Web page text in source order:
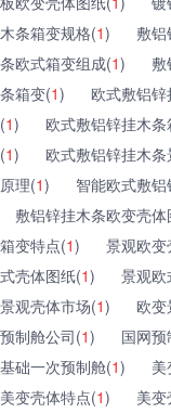
条箱变规格(1)
敷
欧式箱变组成(1)
箱变(1)
欧式敷铝
1)
欧式敷铝锌挂木
1)
欧式敷铝锌挂木
理(1)
智能欧式敷
敷铝锌挂木条欧变壳
变特点(1)
景观欧
壳体图纸(1)
景观
观壳体市场(1)
欧变
制舱公司(1)
国网
基础一次预制舱(1)
美变壳体特点(1) 美